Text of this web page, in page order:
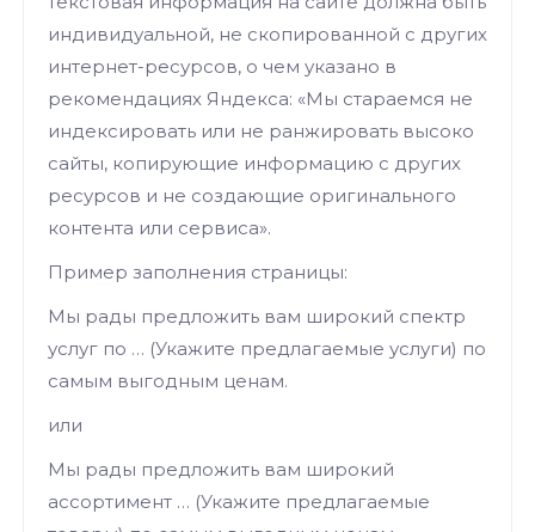
индивидуальной, не скопированной с других
интернет-ресурсов, о чем указано в
рекомендациях Яндекса: «Мы стараемся не
индексировать или не ранжировать высоко
сайты, копирующие информацию с других
ресурсов и не создающие оригинального
контента или сервиса».
Пример заполнения страницы:
Мы рады предложить вам широкий спектр
услуг по … (Укажите предлагаемые услуги) по
самым выгодным ценам.
или
Мы рады предложить вам широкий
ассортимент … (Укажите предлагаемые